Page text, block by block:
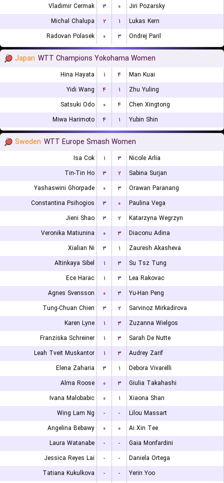
Vladimir Cermak
۳ ۰
Jiri Pozarsky
Michal Chalupa
۲ ۱
Lukas Kern
Radovan Polasek
۰ ۳ Ondrej Paril
Japan WTT Champions Yokohama Women
Hina Hayata ۱ ۴
Man Kuai
Yidi Wang
۴ ۱
Zhu Yuling
Satsuki Odo
۰ ۴
Chen Xingtong
Miwa Harimoto
۴ ۱ Yubin Shin
Sweden WTT Europe Smash Women
Isa Cok ۱ ۳
Nicole Arlia
Tin-Tin Ho
۳ ۲
Sabina Surjan
Yashaswini Ghorpade
۰ ۳
Orawan Paranang
Constantina Psihogios
۳ ۰
Paulina Vega
Jieni Shao
۳ ۲
Katarzyna Wegrzyn
Veronika Matiunina
۰ ۳
Diaconu Adina
Xialian Ni
۳ ۱
Zauresh Akasheva
Altinkaya Sibel
۱ ۳
Su Tsz Tung
Ece Harac
۱ ۳
Lea Rakovac
Agnes Svensson
۰ ۳
Yu-Han Peng
Tung-Chuan Chien
۳ ۲
Sarvinoz Mirkadirova
Karen Lyne
۱ ۳
Zuzanna Wielgos
Franziska Schreiner
۱ ۳
Sarah De Nutte
Leah Tveit Muskantor
۱ ۳
Audrey Zarif
Elena Zaharia
۳ ۱
Debora Vivarelli
Alma Roose
۰ ۳
Giulia Takahashi
Ivana Malobabic
۰ ۱
Xiaona Shan
Wing Lam Ng
- -
Lilou Massart
Angelina Bebawy
۰ ۰
Ai Xin Tee
Laura Watanabe
- -
Gaia Monfardini
Jessica Reyes Lai
- -
Daniela Ortega
Tatiana Kukulkova
- -
Yerin Yoo